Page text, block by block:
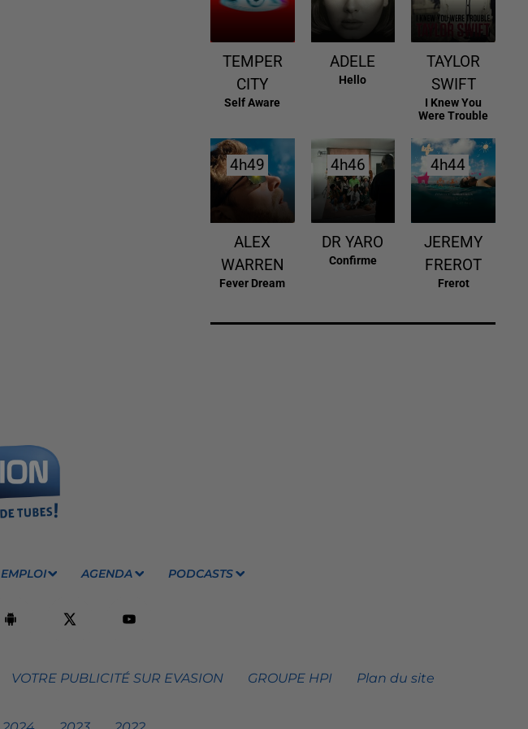
TEMPER
CITY
Self Aware
ADELE
Hello
TAYLOR
SWIFT
I Knew You
Were Trouble
4h49
4h49
ALEX
WARREN
Fever Dream
4h46
4h46
DR YARO
Confirme
4h44
4h44
JEREMY
FREROT
Frerot
EMPLOI AGENDA PODCASTS
VOTRE PUBLICITÉ SUR EVASION GROUPE HPI Plan du site